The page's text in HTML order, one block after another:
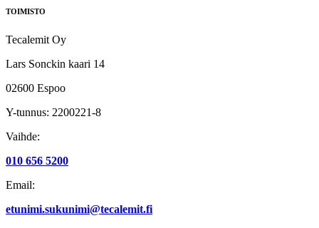
TOIMISTO
Tecalemit Oy
Lars Sonckin kaari 14
02600 Espoo
Y-tunnus: 2200221-8
Vaihde:
010 656 5200
Email:
etunimi.sukunimi@tecalemit.fi